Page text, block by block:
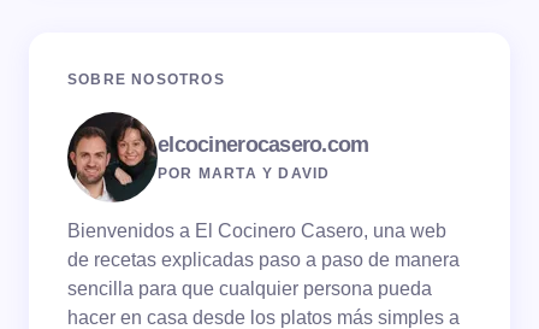
SOBRE NOSOTROS
elcocinerocasero.com
POR MARTA Y DAVID
Bienvenidos a El Cocinero Casero, una web
de recetas explicadas paso a paso de manera
sencilla para que cualquier persona pueda
hacer en casa desde los platos más simples a